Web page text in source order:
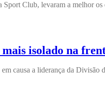
Club, levaram a melhor
isolado na
causa a liderança da Divisão